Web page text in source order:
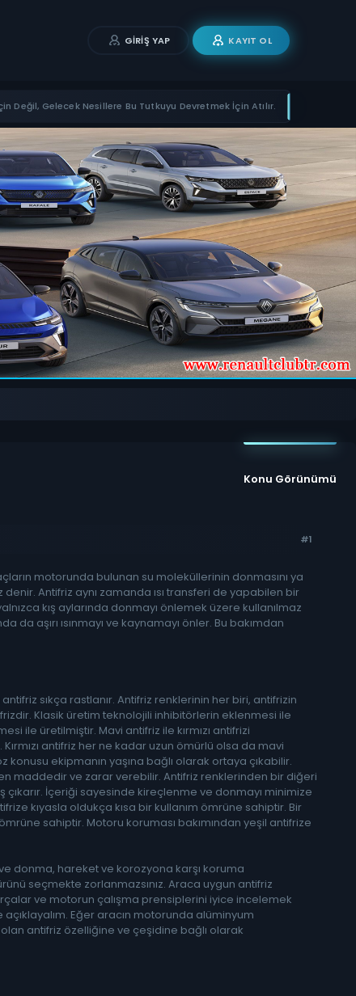
GIRIŞ YAP KAYIT OL
Değil, Gelecek Nesillere Bu Tutkuyu Devretmek İçin Atılır.
Konu Görünümü
#1
motorunda bulunan su moleküllerinin donmasını ya
denir. Antifriz aynı zamanda ısı transferi de yapabilen bir
kış aylarında donmayı önlemek üzere kullanılmaz
da aşırı ısınmayı ve kaynamayı önler. Bu bakımdan
sıkça rastlanır. Antifriz renklerinin her biri, antifrizin
Klasik üretim teknolojili inhibitörlerin eklenmesi ile
ile üretilmiştir. Mavi antifriz ile kırmızı antifrizi
antifriz her ne kadar uzun ömürlü olsa da mavi
konusu ekipmanın yaşına bağlı olarak ortaya çıkabilir.
maddedir ve zarar verebilir. Antifriz renklerinden bir diğeri
İçeriği sayesinde kireçlenme ve donmayı minimize
kıyasla oldukça kısa bir kullanım ömrüne sahiptir. Bir
sahiptir. Motoru koruması bakımından yeşil antifrize
donma, hareket ve korozyona karşı koruma
seçmekte zorlanmazsınız. Araca uygun antifriz
ve motorun çalışma prensiplerini iyice incelemek
Eğer aracın motorunda alüminyum
antifriz özelliğine ve çeşidine bağlı olarak